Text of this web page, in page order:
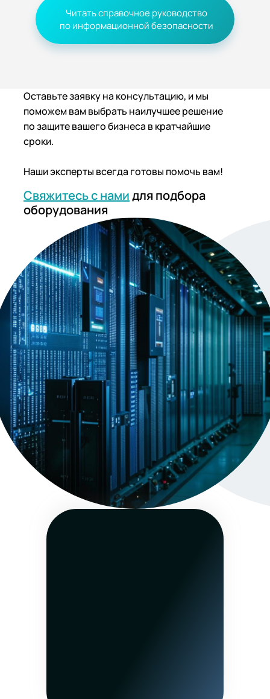
Читать справочное руководство
по информационной безопасности
Оставьте заявку на консультацию, и мы
поможем вам выбрать наилучшее решение
по защите вашего бизнеса в кратчайшие
сроки.
Наши эксперты всегда готовы помочь вам!
Свяжитесь с намидля подбора
оборудования